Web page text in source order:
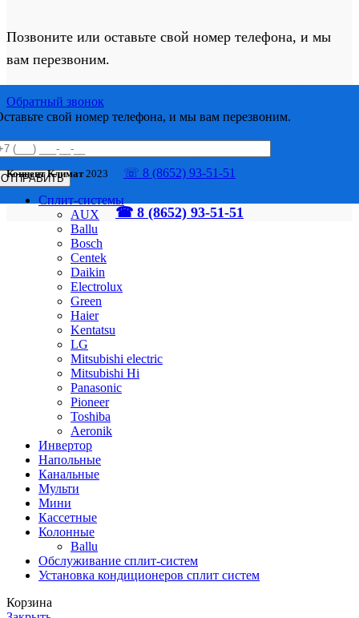
Позвоните или оставьте свой номер телефона, и мы
вам перезвоним.
Обратный звонок
свой номер телефона, и мы вам перезвоним.
☎ 8 (8652) 93-51-51
Концепт Климат 2023
☏ 8 (8652) 93-51-51
Сплит-системы
AUX
Ballu
Bosch
Centek
Daikin
Electrolux
Green
Haier
Kentatsu
LG
Mitsubishi electric
Mitsubishi Hi
Panasonic
Pioneer
Toshiba
Аeronik
Инвертор
Напольные
Канальные
Мульти
Мини
Кассетные
Колонные
Ballu
Обслуживание сплит-систем
Установка кондиционеров сплит систем
Корзина